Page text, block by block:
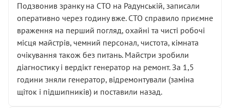
Подзвонив зранку на СТО на Радунській, записали
оперативно через годину вже. СТО справило приємне
враження на перший погляд, охайні та чисті робочі
місця майстрів, чемний персонал, чистота, кімната
очікування також без питань. Майстри зробили
діагностику і вердікт генератор на ремонт. За 1,5
години зняли генератор, відремонтували (заміна
щіток і підшипників) и поставили назад.